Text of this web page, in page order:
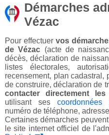
Démarches
Vézac
Pour effectuervos
de Vézac (acte de
décès, déclaration de
listes électorales,
recensement, plan cadastral,
de construire, déclaration de
contacter directement
utilisant ses coordonnées
numéro de téléphone,
Certaines démarches
le site internet officiel de